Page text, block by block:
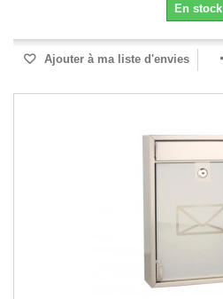
En stock
Ajouter à ma liste d'envies